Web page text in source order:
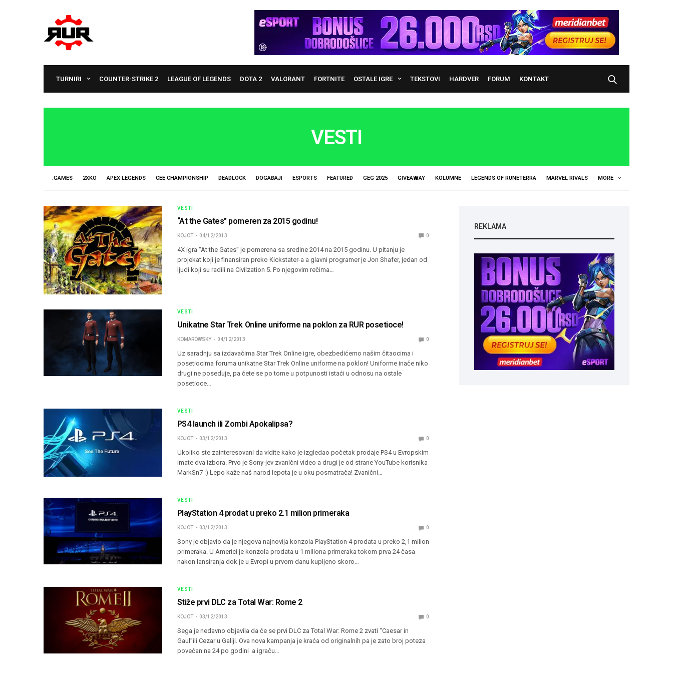
TURNIRI COUNTER-STRIKE 2 LEAGUE OF LEGENDS DOTA 2 VALORANT FORTNITE OSTALE IGRE TEKSTOVI HARDVER FORUM KONTAKT
VESTI
.GAMES 2XKO APEX LEGENDS CEE CHAMPIONSHIP DEADLOCK DOGAĐAJI ESPORTS FEATURED GEG 2025 GIVEAWAY KOLUMNE LEGENDS OF RUNETERRA MARVEL RIVALS MORE
VESTI
“At the Gates” pomeren za 2015 godinu!
KOJOT 04/12/2013 0
4X igra “At the Gates” je pomerena sa sredine 2014 na 2015 godinu. U pitanju je
projekat koji je finansiran preko Kickstater-a a glavni programer je Jon Shafer, jedan od
ljudi koji su radili na Civilzation 5. Po njegovim rečima…
VESTI
Unikatne Star Trek Online uniforme na poklon za RUR posetioce!
KOMAROWSKY 04/12/2013 0
Uz saradnju sa izdavačima Star Trek Online igre, obezbedićemo našim čitaocima i
posetiocima foruma unikatne Star Trek Online uniforme na poklon! Uniforme inače niko
drugi ne poseduje, pa ćete se po tome u potpunosti istaći u odnosu na ostale
posetioce…
VESTI
PS4 launch ili Zombi Apokalipsa?
KOJOT 03/12/2013 0
Ukoliko ste zainteresovani da vidite kako je izgledao početak prodaje PS4 u Evropskim
imate dva izbora. Prvo je Sony-jev zvanični video a drugi je od strane YouTube korisnika
MarkSn7 :) Lepo kaže naš narod lepota je u oku posmatrača! Zvanični…
VESTI
PlayStation 4 prodat u preko 2.1 milion primeraka
KOJOT 03/12/2013 0
Sony je objavio da je njegova najnovija konzola PlayStation 4 prodata u preko 2,1 milion
primeraka. U Americi je konzola prodata u 1 miliona primeraka tokom prva 24 časa
nakon lansiranja dok je u Evropi u prvom danu kupljeno skoro…
VESTI
Stiže prvi DLC za Total War: Rome 2
KOJOT 03/12/2013 0
Sega je nedavno objavila da će se prvi DLC za Total War: Rome 2 zvati “Caesar in
Gaul”ili Cezar u Galiji. Ova nova kampanja je kraća od originalnih pa je zato broj poteza
povećan na 24 po godini a igraču…
REKLAMA